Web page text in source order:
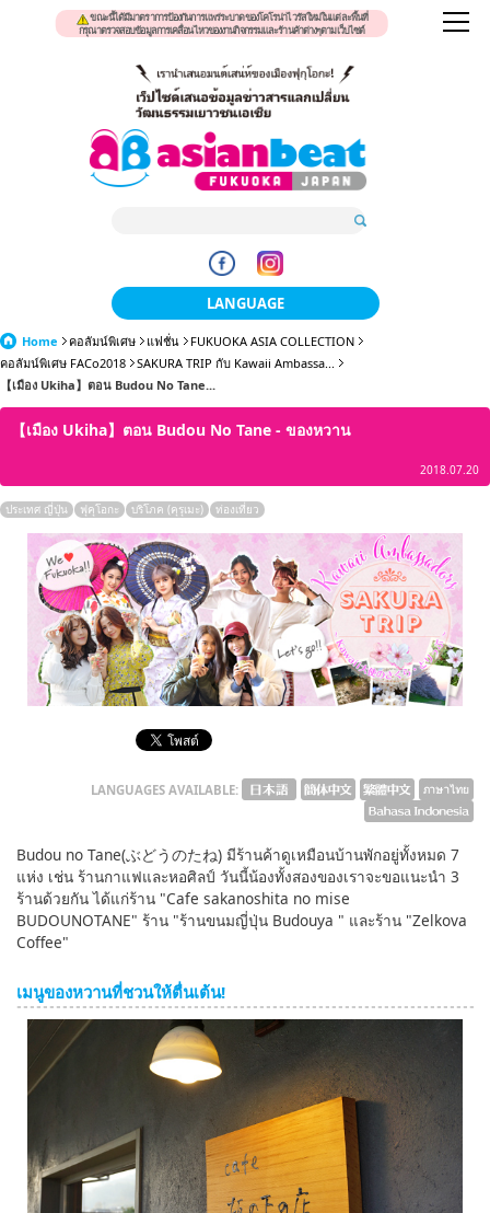
ขณะนี้ได้มีมาตราการป้องกันการแพร่ระบาดของโคโรน่าไวรัสใหม่ในแต่ละพื้นที่
กรุณาตรวจสอบข้อมูลการเคลื่อนไหวของงานกิจกรรมและร้านค้าต่างๆตามเว็บไซต์
LANGUAGE
日本語
簡体中文
English
ภาษาไทย
tiéng Viêt
Bahasa Indonesia
Home คอลัมน์พิเศษ แฟชั่น
FUKUOKA ASIA COLLECTION
คอลัมน์พิเศษ FACo2018
SAKURA TRIP กับ Kawaii Ambassa...
【เมือง Ukiha】ตอน Budou No Tane...
【เมือง Ukiha】ตอน Budou No Tane - ของหวาน
2018.07.20
ประเทศ ญี่ปุ่น ฟุคุโอกะ บริโภค (คุรุเมะ) ท่องเที่ยว
LANGUAGES AVAILABLE:
Budou no Tane(ぶどうのたね) มีร้านค้าดูเหมือนบ้านพักอยู่ทั้งหมด 7
แห่ง เช่น ร้านกาแฟและหอศิลป์ วันนี้น้องทั้งสองของเราจะขอแนะนำ 3
ร้านด้วยกัน ได้แก่ร้าน "Cafe sakanoshita no mise
BUDOUNOTANE" ร้าน "ร้านขนมญี่ปุ่น Budouya " และร้าน "Zelkova
Coffee"
เมนูของหวานที่ชวนให้ตื่นเต้น!